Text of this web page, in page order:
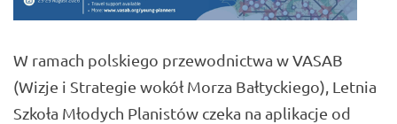
W ramach polskiego przewodnictwa w VASAB
(Wizje i Strategie wokół Morza Bałtyckiego), Letnia
Szkoła Młodych Planistów czeka na aplikacje od